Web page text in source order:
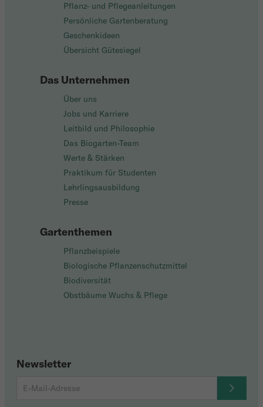
Pflanz- und Pflegeanleitungen
Persönliche Gartenberatung
Geschenkideen
Übersicht Gütesiegel
Das Unternehmen
Über uns
Jobs und Karriere
Leitbild und Philosophie
Das Biogarten-Team
Werte & Stärken
Praktikum für Studenten
Lehrlingsausbildung
Presse
Gartenthemen
Pflanzbeispiele
Biologische Pflanzenschutzmittel
Biodiversität
Obstbäume Wuchs & Pflege
Newsletter